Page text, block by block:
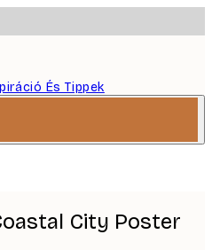
És Tippek
City Poster